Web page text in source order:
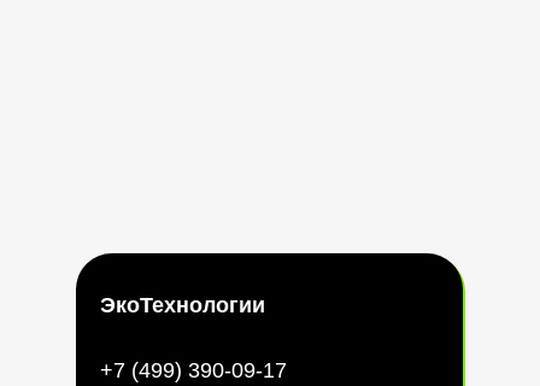
ЭкоТехнологии
+7 (499) 390-09-17